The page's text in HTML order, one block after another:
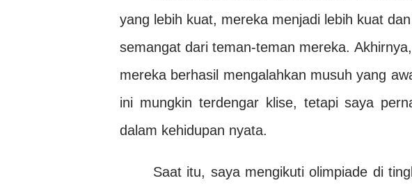
yang lebih kuat, mereka menjadi lebih kuat
semangat dari teman-teman mereka.
mereka berhasil mengalahkan musuh yang
ini mungkin terdengar klise, tetapi saya
dalam kehidupan nyata.
Saat itu, saya mengikuti olimpiade di